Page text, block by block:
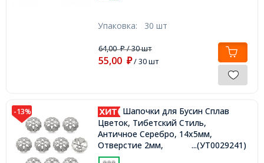
Упаковка: 30 шт
64,00₽/ 30 шт
55,00 ₽/ 30 шт
-13%
Шапочки для Бусин Сплав
Цветок, Тибетский Стиль,
Античное Серебро, 14х5мм,
Отверстие 2мм,
...(УТ0029241)